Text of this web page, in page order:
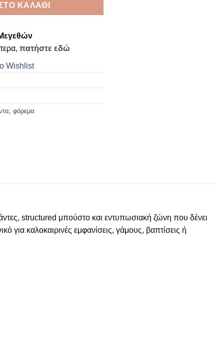
ΚΑΛΆΘΙ
πατήστε εδώ
Wishlist
φόρεμα
structured μπούστο και εντυπωσιακή ζώνη που δένει
για καλοκαιρινές εμφανίσεις, γάμους, βαπτίσεις ή